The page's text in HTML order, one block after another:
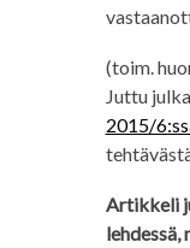
(toim.
Juttu
2015/
Artikkeli
lehdessä,